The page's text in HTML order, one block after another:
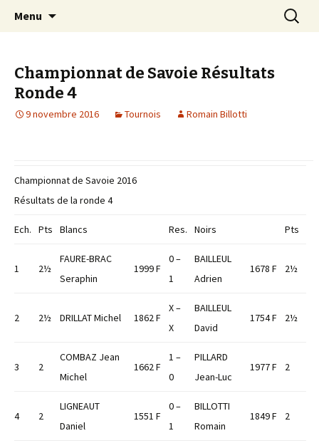
Club d échecs de l
agglomération
Les échecs pour tous
Menu
Championnat de Savoie Résultats
Ronde 4
9 novembre 2016 Tournois Romain Billotti
Championnat de Savoie 2016
Résultats de la ronde 4
Ech. Pts Blancs Res. Noirs Pts
1 2½
FAURE-BRAC
Seraphin
1999 F
0 –
1
BAILLEUL
Adrien
1678 F 2½
2 2½ DRILLAT Michel 1862 F
X –
X
BAILLEUL
David
1754 F 2½
3 2
COMBAZ Jean
Michel
1662 F
1 –
0
PILLARD
Jean-Luc
1977 F 2
4 2
LIGNEAUT
Daniel
1551 F
0 –
1
BILLOTTI
Romain
1849 F 2